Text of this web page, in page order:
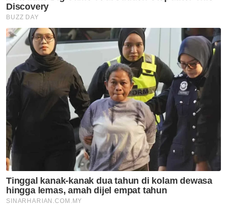
Artikel Disyorkan
Semasa
Tinggal kanak-kanak dua
tahun di kolam dewasa hingga
lemas, amah dijel empat tahun
Semasa
Kes Nicky Liow ditarik balik
selepas bayar kompaun RM10
juta - AGC
Semasa